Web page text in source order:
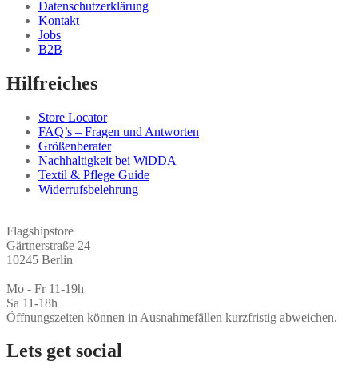
Datenschutzerklärung
Kontakt
Jobs
B2B
Hilfreiches
Store Locator
FAQ’s – Fragen und Antworten
Größenberater
Nachhaltigkeit bei WiDDA
Textil & Pflege Guide
Widerrufsbelehrung
Flagshipstore
Gärtnerstraße 24
10245 Berlin
Mo - Fr 11-19h
Sa 11-18h
Öffnungszeiten können in Ausnahmefällen kurzfristig abweichen.
Lets get social